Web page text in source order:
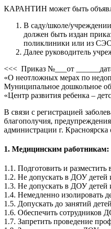
КАРАНТИН может быть
В саду/школе/
должен быть издан
поликлиники или из
Далее руководитель
<<< Приказ №___от
«О неотложных мерах по
Муниципальное дошкольное
«Центр развития ребенка –
В связи с регистрацией
благополучия,
администрации г.
1. Медицинским работникам:
1.1. Подготовить и
1.2. Не допускать в ДОУ детей
1.3. Не допускать в ДОУ детей
1.4. Немедленно изолировать
1.5. Допускать до занятий
1.6. Обеспечить сотрудников
1.7. Запретить проведение